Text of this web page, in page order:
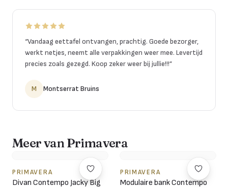
“Vandaag eettafel ontvangen, prachtig. Goede bezorger,
werkt netjes, neemt alle verpakkingen weer mee. Levertijd
precies zoals gezegd. Koop zeker weer bij jullie!!!”
M Montserrat Bruins
Meer van Primavera
PRIMAVERA
Divan Contempo Jacky Big
PRIMAVERA
Modulaire bank Contempo